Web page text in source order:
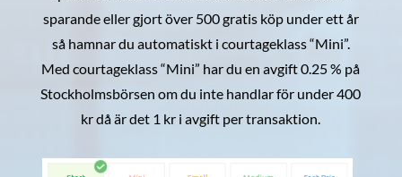
sparande eller gjort över 500 gratis köp under ett år
så hamnar du automatiskt i courtageklass “Mini”.
Med courtageklass “Mini” har du en avgift 0.25 % på
Stockholmsbörsen om du inte handlar för under 400
kr då är det 1 kr i avgift per transaktion.